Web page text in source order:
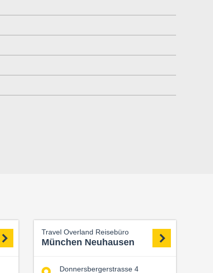
Travel Overland Reisebüro
München Neuhausen
Donnersbergerstrasse 4